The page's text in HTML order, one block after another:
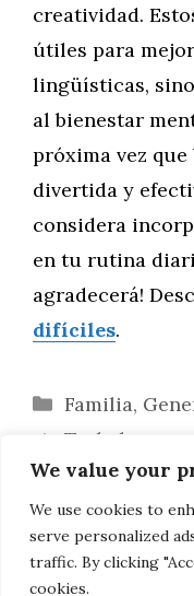
We value your
We use cookies to
serve personalized
traffic. By clicking
cookies.
creatividad.
útiles para
lingüísticas,
al bienestar
próxima vez
divertida y
considera
en tu rutina
agradecerá!
difíciles.
Categorías
Familia,
Divertida de
Lingüísticos